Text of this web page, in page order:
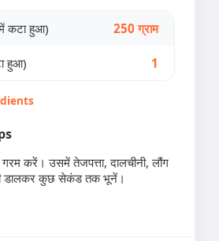
कटा हुआ) 250 ग्राम
हुआ) 1
करें। उसमें तेजपत्ता, दालचीनी, लौंग
डालकर कुछ सेकंड तक भूनें।